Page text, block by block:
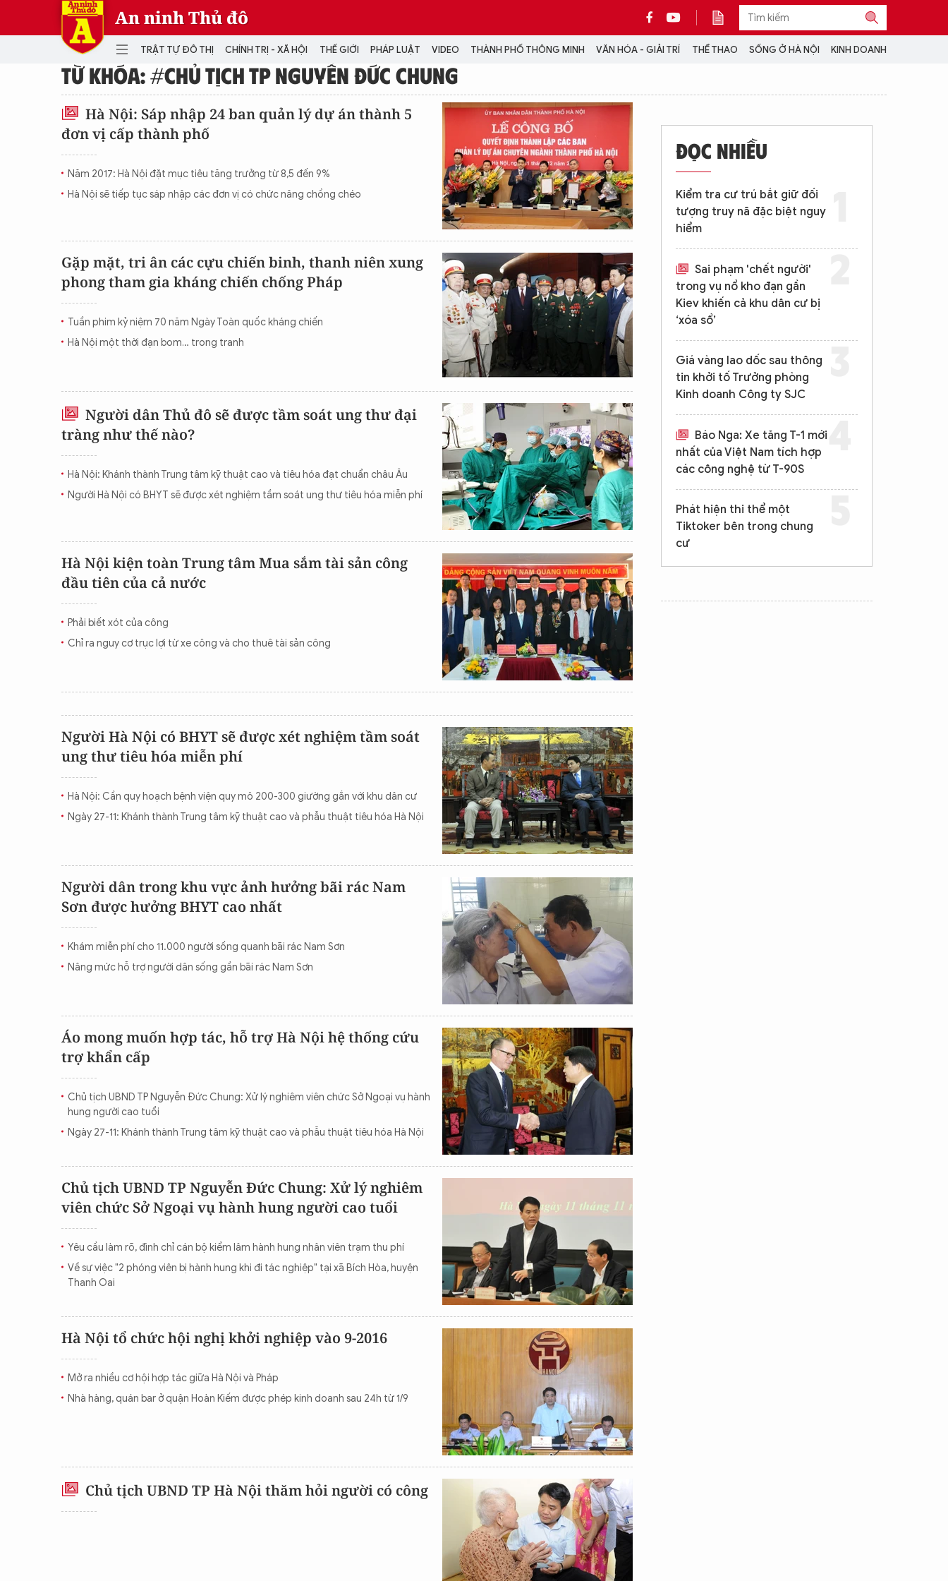
An ninh Thủ đô
TRẬT TỰ ĐÔ THỊ CHÍNH TRỊ - XÃ HỘI THẾ GIỚI PHÁP LUẬT VIDEO THÀNH PHỐ THÔNG MINH VĂN HÓA - GIẢI TRÍ THỂ THAO SỐNG Ở HÀ NỘI KINH DOANH
TRẬT TỰ ĐÔ THỊ
THẾ GIỚI
Quân sự
PHÁP LUẬT
THÀNH PHỐ THÔNG MINH
VĂN HÓA - GIẢI TRÍ
Video
Infographic
CON ĐƯỜNG KHỞI NGHIỆP
VIDEO
PODCAST
ẢNH
LONGFORM
INFOGRAPHIC
LỊCH VẠN SỰ
CỘNG TÁC VỚI ANTĐ
TRA CỨU XE
HOTLINE: 032 9907 579
TỪ KHÓA: #CHỦ TỊCH TP NGUYỄN ĐỨC CHUNG
Hà Nội: Sáp nhập 24 ban quản lý dự án thành 5
đơn vị cấp thành phố
Năm 2017: Hà Nội đặt mục tiêu tăng trưởng từ 8,5 đến 9%
Hà Nội sẽ tiếp tục sáp nhập các đơn vị có chức năng chồng chéo
Gặp mặt, tri ân các cựu chiến binh, thanh niên xung
phong tham gia kháng chiến chống Pháp
Tuần phim kỷ niệm 70 năm Ngày Toàn quốc kháng chiến
Hà Nội một thời đạn bom… trong tranh
Người dân Thủ đô sẽ được tầm soát ung thư đại
tràng như thế nào?
Hà Nội: Khánh thành Trung tâm kỹ thuật cao và tiêu hóa đạt chuẩn châu Âu
Người Hà Nội có BHYT sẽ được xét nghiệm tầm soát ung thư tiêu hóa miễn phí
Hà Nội kiện toàn Trung tâm Mua sắm tài sản công
đầu tiên của cả nước
Phải biết xót của công
Chỉ ra nguy cơ trục lợi từ xe công và cho thuê tài sản công
Người Hà Nội có BHYT sẽ được xét nghiệm tầm soát
ung thư tiêu hóa miễn phí
Hà Nội: Cần quy hoạch bệnh viện quy mô 200-300 giường gắn với khu dân cư
Ngày 27-11: Khánh thành Trung tâm kỹ thuật cao và phẫu thuật tiêu hóa Hà Nội
Người dân trong khu vực ảnh hưởng bãi rác Nam
Sơn được hưởng BHYT cao nhất
Khám miễn phí cho 11.000 người sống quanh bãi rác Nam Sơn
Nâng mức hỗ trợ người dân sống gần bãi rác Nam Sơn
Áo mong muốn hợp tác, hỗ trợ Hà Nội hệ thống cứu
trợ khẩn cấp
Chủ tịch UBND TP Nguyễn Đức Chung: Xử lý nghiêm viên chức Sở Ngoại vụ hành
hung người cao tuổi
Ngày 27-11: Khánh thành Trung tâm kỹ thuật cao và phẫu thuật tiêu hóa Hà Nội
Chủ tịch UBND TP Nguyễn Đức Chung: Xử lý nghiêm
viên chức Sở Ngoại vụ hành hung người cao tuổi
Yêu cầu làm rõ, đình chỉ cán bộ kiểm lâm hành hung nhân viên trạm thu phí
Về sự việc "2 phóng viên bị hành hung khi đi tác nghiệp" tại xã Bích Hòa, huyện
Thanh Oai
Hà Nội tổ chức hội nghị khởi nghiệp vào 9-2016
Mở ra nhiều cơ hội hợp tác giữa Hà Nội và Pháp
Nhà hàng, quán bar ở quận Hoàn Kiếm được phép kinh doanh sau 24h từ 1/9
Chủ tịch UBND TP Hà Nội thăm hỏi người có công
ĐỌC NHIỀU
Kiểm tra cư trú bắt giữ đối
tượng truy nã đặc biệt nguy
hiểm
Sai phạm 'chết người'
trong vụ nổ kho đạn gần
Kiev khiến cả khu dân cư bị
‘xóa sổ’
Giá vàng lao dốc sau thông
tin khởi tố Trưởng phòng
Kinh doanh Công ty SJC
Báo Nga: Xe tăng T-1 mới
nhất của Việt Nam tích hợp
các công nghệ từ T-90S
Phát hiện thi thể một
Tiktoker bên trong chung
cư